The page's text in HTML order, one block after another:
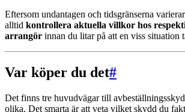
Eftersom undantagen och tidsgränserna
alltid kontrollera aktuella villkor hos
arrangör innan du litar på att en viss situation
Var köper du det#
Det finns tre huvudvägar till
olika. Det smarta är att veta vilket skydd du